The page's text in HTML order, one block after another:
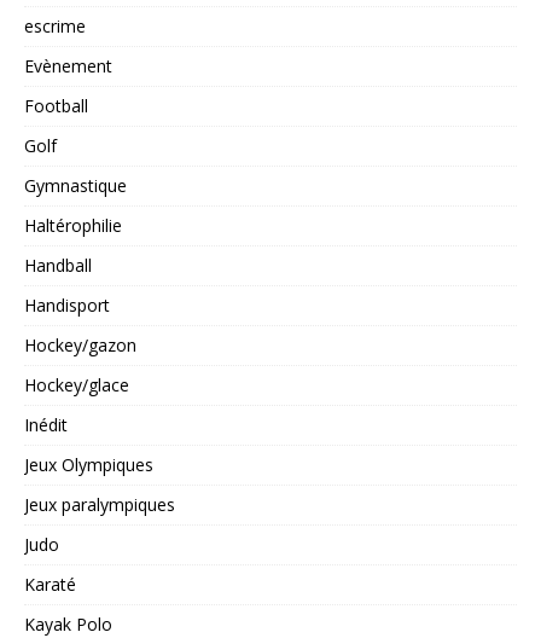
escrime
Evènement
Football
Golf
Gymnastique
Haltérophilie
Handball
Handisport
Hockey/gazon
Hockey/glace
Inédit
Jeux Olympiques
Jeux paralympiques
Judo
Karaté
Kayak Polo